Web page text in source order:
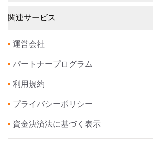
関連サービス
• 運営会社
• パートナープログラム
• 利用規約
• プライバシーポリシー
• 資金決済法に基づく表示